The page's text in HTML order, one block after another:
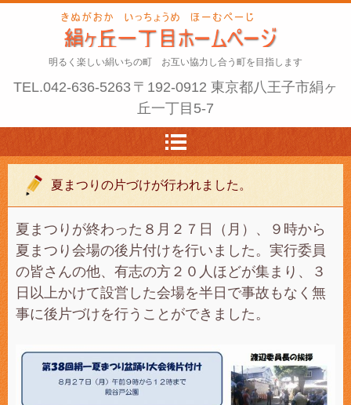
明るく楽しい絹いちの町 お互い協力し合う町を目指します
TEL.042-636-5263 〒192-0912 東京都八王子市絹ヶ
丘一丁目5-7
夏まつりの片づけが行われました。
夏まつりが終わった８月２７日（月）、９時から
夏まつり会場の後片付けを行いました。実行委員
の皆さんの他、有志の方２０人ほどが集まり、３
日以上かけて設営した会場を半日で事故もなく無
事に後片づけを行うことができました。